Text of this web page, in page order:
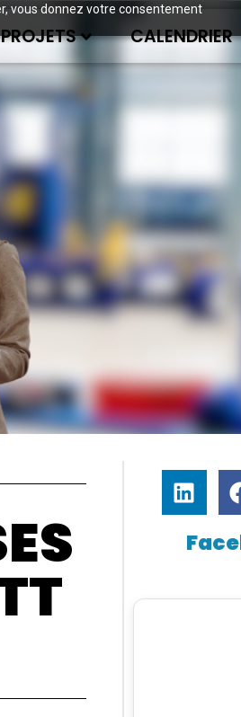
vous donnez votre consentement
PROJETS CALENDRIER